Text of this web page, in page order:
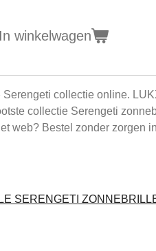
In winkelwagen
Serengeti collectie online.
collectie Serengeti
web? Bestel zonder zorgen
SERENGETI